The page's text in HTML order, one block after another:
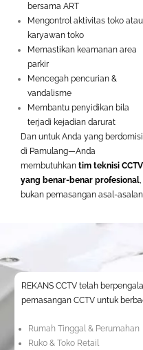
bersama ART
Mengontrol aktivitas toko atau
karyawan toko
Memastikan keamanan area
parkir
Mencegah pencurian &
vandalisme
Membantu penyidikan bila
terjadi kejadian darurat
Dan untuk Anda yang
di Pamulang—Anda
membutuhkan tim teknisi CCTV
yang benar-benar profesional
bukan pemasangan asal-asalan.
REKANS CCTV telah
pemasangan CCTV untuk
Rumah Tinggal & Perumahan
Ruko & Toko Retail